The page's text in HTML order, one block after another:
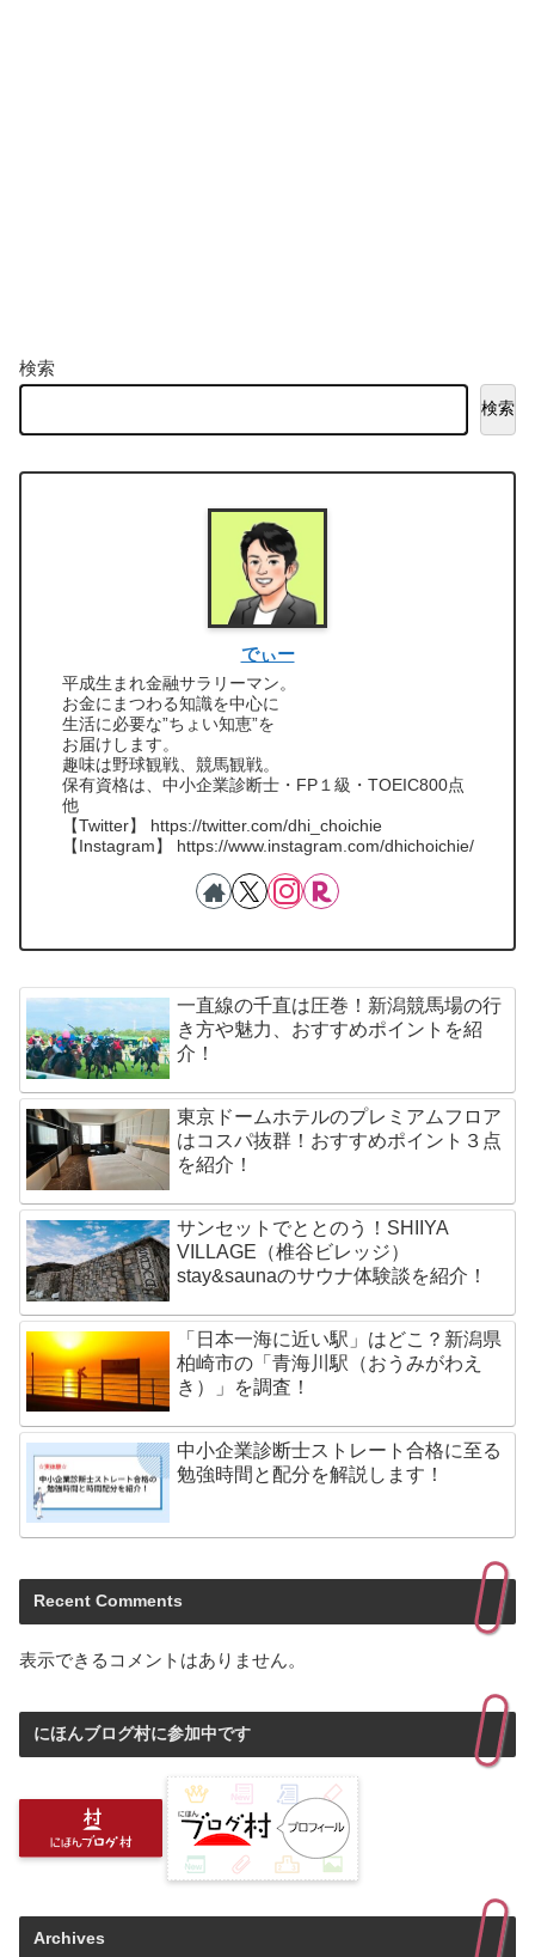
検索
検索
でぃー
平成生まれ金融サラリーマン。
お金にまつわる知識を中心に
生活に必要な”ちょい知恵”を
お届けします。
趣味は野球観戦、競馬観戦。
保有資格は、中小企業診断士・FP１級・TOEIC800点
他
【Twitter】 https://twitter.com/dhi_choichie
【Instagram】 https://www.instagram.com/dhichoichie/
一直線の千直は圧巻！新潟競馬場の行
き方や魅力、おすすめポイントを紹
介！
東京ドームホテルのプレミアムフロア
はコスパ抜群！おすすめポイント３点
を紹介！
サンセットでととのう！SHIIYA
VILLAGE（椎谷ビレッジ）
stay&saunaのサウナ体験談を紹介！
「日本一海に近い駅」はどこ？新潟県
柏崎市の「青海川駅（おうみがわえ
き）」を調査！
中小企業診断士ストレート合格に至る
勉強時間と配分を解説します！
Recent Comments
表示できるコメントはありません。
にほんブログ村に参加中です
Archives